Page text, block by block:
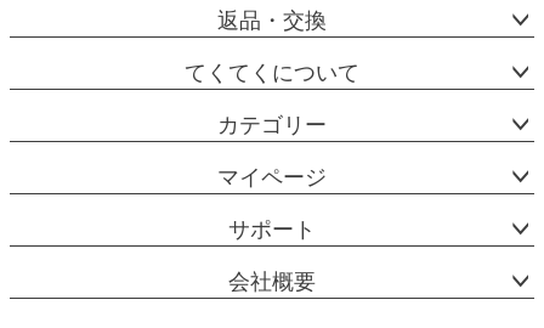
返品・交換
てくてくについて
カテゴリー
マイページ
サポート
会社概要